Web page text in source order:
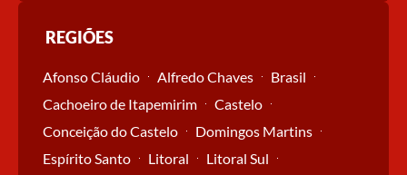
REGIÕES
Afonso Cláudio Alfredo Chaves
Brasil
Cachoeiro de Itapemirim
Castelo
Conceição do Castelo
Domingos Martins
Espírito Santo
Litoral
Litoral Sul